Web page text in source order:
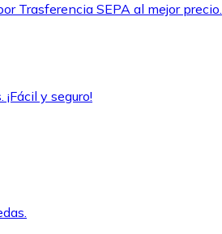
Trasferencia SEPA al mejor precio.
y seguro!